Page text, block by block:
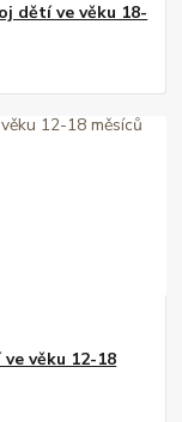
dětí ve věku 18-
věku 12-18